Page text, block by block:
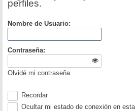
perfiles.
Nombre de Usuario:
Contraseña:
Olvidé mi contraseña
Recordar
Ocultar mi estado de conexión en esta